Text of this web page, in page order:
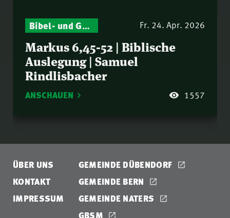
Bibel- und Gebetsstunde – Jeden Donnerstag neu: Vers-für-Vers-Auslegungen Fr. 24. Apr. 2026
Markus 6,45-52 | Biblische
Auslegung | Samuel
Rindlisbacher
ANSCHAUEN 1557
ÜBER UNS
KONTAKT
IMPRESSUM
GEMEINDE DÜBENDORF
GEMEINDE BERN
GEMEINDE NATERS
GBSM